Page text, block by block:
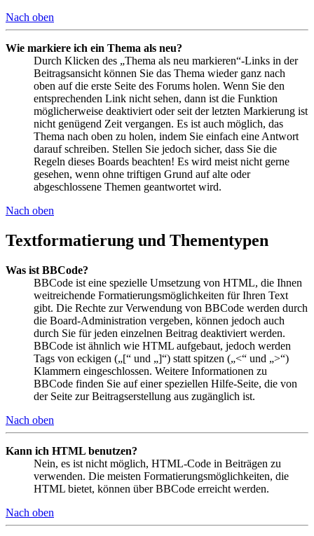
Nach oben
Wie markiere ich ein Thema als neu?
Durch Klicken des „Thema als neu markieren“-Links in der
Beitragsansicht können Sie das Thema wieder ganz nach
oben auf die erste Seite des Forums holen. Wenn Sie den
entsprechenden Link nicht sehen, dann ist die Funktion
möglicherweise deaktiviert oder seit der letzten Markierung ist
nicht genügend Zeit vergangen. Es ist auch möglich, das
Thema nach oben zu holen, indem Sie einfach eine Antwort
darauf schreiben. Stellen Sie jedoch sicher, dass Sie die
Regeln dieses Boards beachten! Es wird meist nicht gerne
gesehen, wenn ohne triftigen Grund auf alte oder
abgeschlossene Themen geantwortet wird.
Nach oben
Textformatierung und Thementypen
Was ist BBCode?
BBCode ist eine spezielle Umsetzung von HTML, die Ihnen
weitreichende Formatierungsmöglichkeiten für Ihren Text
gibt. Die Rechte zur Verwendung von BBCode werden durch
die Board-Administration vergeben, können jedoch auch
durch Sie für jeden einzelnen Beitrag deaktiviert werden.
BBCode ist ähnlich wie HTML aufgebaut, jedoch werden
Tags von eckigen („[“ und „]“) statt spitzen („<“ und „>“)
Klammern eingeschlossen. Weitere Informationen zu
BBCode finden Sie auf einer speziellen Hilfe-Seite, die von
der Seite zur Beitragserstellung aus zugänglich ist.
Nach oben
Kann ich HTML benutzen?
Nein, es ist nicht möglich, HTML-Code in Beiträgen zu
verwenden. Die meisten Formatierungsmöglichkeiten, die
HTML bietet, können über BBCode erreicht werden.
Nach oben